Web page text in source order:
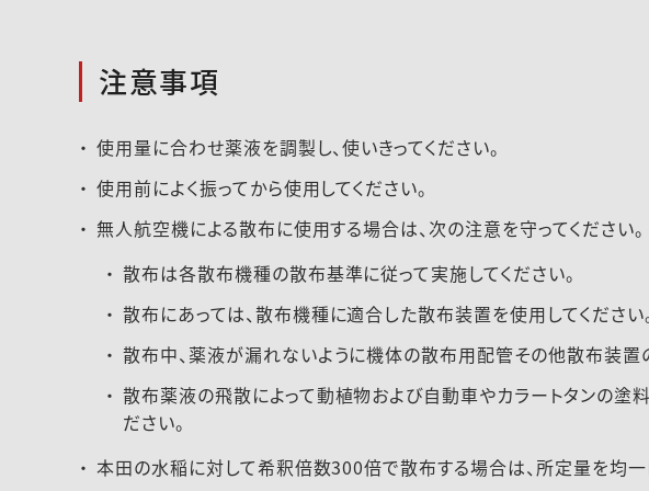
注意事項
使用量に合わせ薬液を調製し、使いきってください。
使用前によく振ってから使用してください。
無人航空機による散布に使用する場合は、次の注意を守ってください。
散布は各散布機種の散布基準に従って実施してください。
散布にあっては、散布機種に適合した散布装置を使用してください
散布中、薬液が漏れないように機体の散布用配管その他散布装置
散布薬液の飛散によって動植物および自動車やカラートタンの塗
ださい。
本田の水稲に対して希釈倍数300倍で散布する場合は、所定量を均